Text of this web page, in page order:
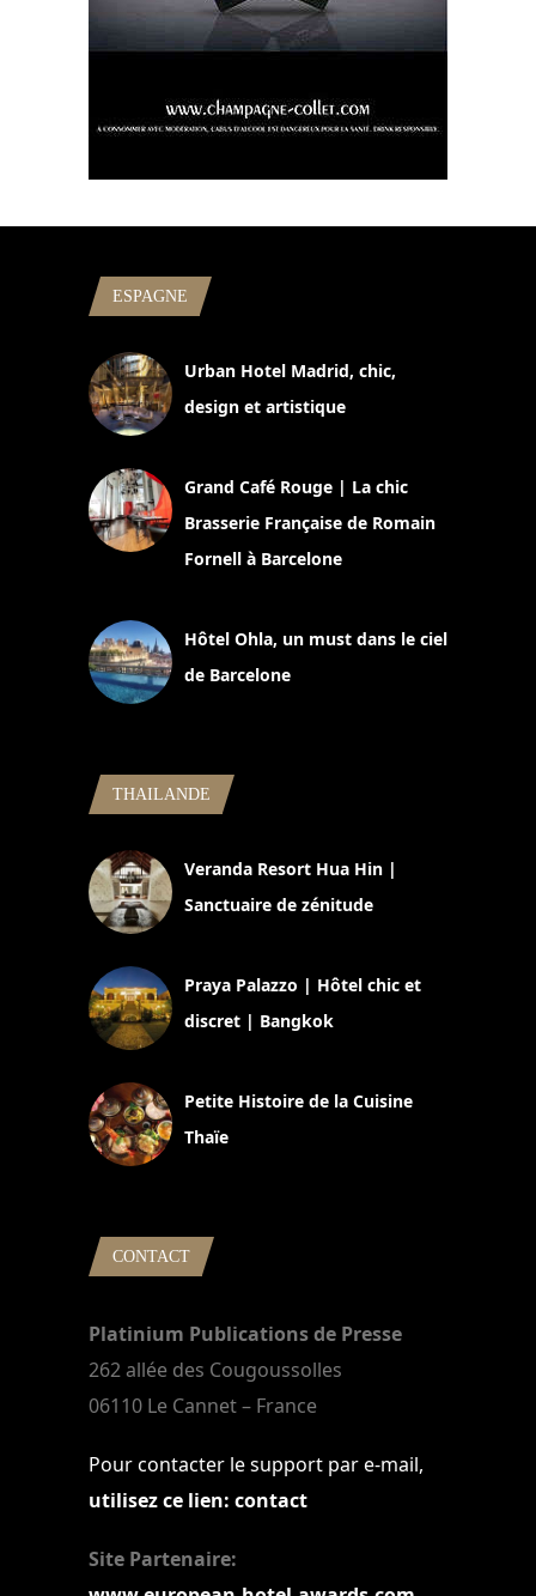
ESPAGNE
Urban Hotel Madrid, chic,
design et artistique
Grand Café Rouge | La chic
Brasserie Française de Romain
Fornell à Barcelone
Hôtel Ohla, un must dans le ciel
de Barcelone
THAILANDE
Veranda Resort Hua Hin |
Sanctuaire de zénitude
Praya Palazzo | Hôtel chic et
discret | Bangkok
Petite Histoire de la Cuisine
Thaïe
CONTACT
Platinium Publications de Presse
262 allée des Cougoussolles
06110 Le Cannet – France
Pour contacter le support par e-mail,
utilisez ce lien: contact
Site Partenaire: